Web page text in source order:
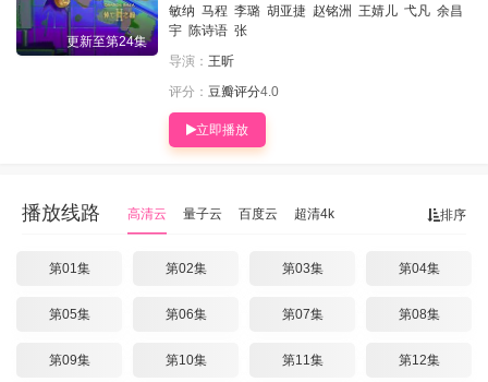
更新至第24集
敏纳 马程 李璐 胡亚捷 赵铭洲 王婧儿 弋凡 余昌
宇 陈诗语 张
导演： 王昕
评分： 豆瓣评分4.0
立即播放
排序
播放线路 高清云 量子云 百度云 超清4k
第01集 第02集 第03集 第04集
第05集 第06集 第07集 第08集
第09集 第10集 第11集 第12集